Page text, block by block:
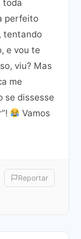
toda
perfeito
tentando
e vou te
viu? Mas
me
se dissesse
Vamos
Reportar